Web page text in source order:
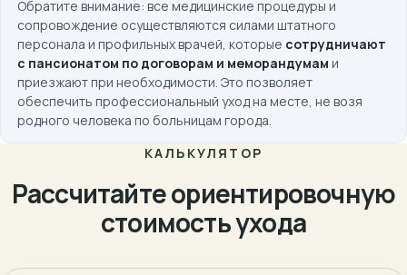
Обратите внимание: все медицинские процедуры и
сопровождение осуществляются силами штатного
персонала и профильных врачей, которые сотрудничают
с пансионатом по договорам и меморандумам и
приезжают при необходимости. Это позволяет
обеспечить профессиональный уход на месте, не возя
родного человека по больницам города.
КАЛЬКУЛЯТОР
Рассчитайте ориентировочную
стоимость ухода